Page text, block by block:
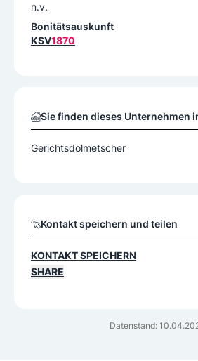
Datenstand:
n.v.
Bonitätsauskunft
KSV1870
Sie finden dieses Unternehmen
Gerichtsdolmetscher
Kontakt speichern und teilen
KONTAKT SPEICHERN
SHARE